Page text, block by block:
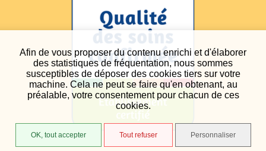
Afin de vous proposer du contenu enrichi et d'élaborer
des statistiques de fréquentation, nous sommes
susceptibles de déposer des cookies tiers sur votre
machine. Cela ne peut se faire qu'en obtenant, au
préalable, votre consentement pour chacun de ces
cookies.
OK, tout accepter Tout refuser Personnaliser